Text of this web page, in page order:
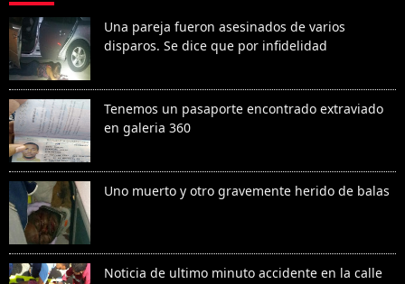
Una pareja fueron asesinados de varios
disparos. Se dice que por infidelidad
Tenemos un pasaporte encontrado extraviado
en galeria 360
Uno muerto y otro gravemente herido de balas
Noticia de ultimo minuto accidente en la calle